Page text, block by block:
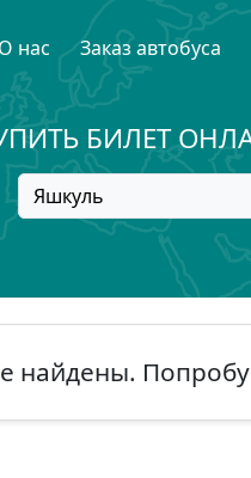
О нас Заказ автобуса
БИЛЕТ
Яшкуль
найдены.